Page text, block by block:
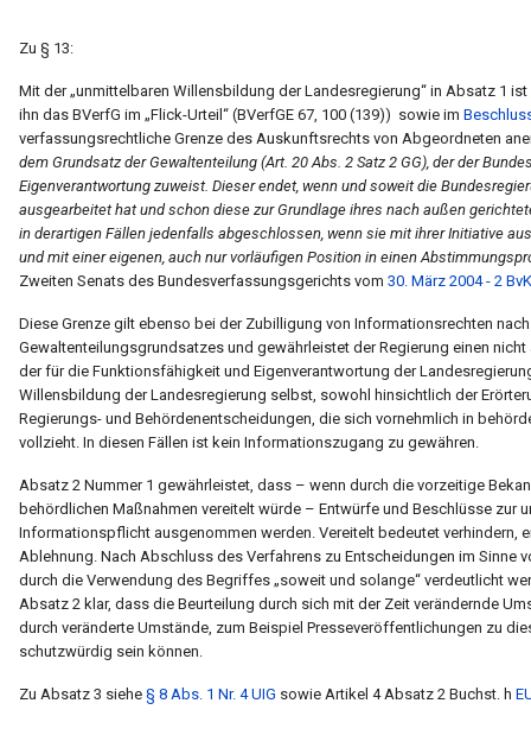
Zu § 13:
Mit der „unmittelbaren Willensbildung der Landesregierung“ in Absatz 1
ihn das BVerfG im „Flick-Urteil“ (BVerfGE 67, 100 (139)) sowie im
verfassungsrechtliche Grenze des Auskunftsrechts von Abgeordneten
dem Grundsatz der Gewaltenteilung (Art. 20 Abs. 2 Satz 2 GG), der der
Eigenverantwortung zuweist. Dieser endet, wenn und soweit die
ausgearbeitet hat und schon diese zur Grundlage ihres nach außen
in derartigen Fällen jedenfalls abgeschlossen, wenn sie mit ihrer Initiative
und mit einer eigenen, auch nur vorläufigen Position in einen
Zweiten Senats des Bundesverfassungsgerichts vom 30. März 2004 - 2
Diese Grenze gilt ebenso bei der Zubilligung von Informationsrechten
Gewaltenteilungsgrundsatzes und gewährleistet der Regierung einen
der für die Funktionsfähigkeit und Eigenverantwortung der
Willensbildung der Landesregierung selbst, sowohl hinsichtlich der
Regierungs- und Behördenentscheidungen, die sich vornehmlich in
vollzieht. In diesen Fällen ist kein Informationszugang zu gewähren.
Absatz 2 Nummer 1 gewährleistet, dass – wenn durch die vorzeitige
behördlichen Maßnahmen vereitelt würde – Entwürfe und Beschlüsse zur
Informationspflicht ausgenommen werden. Vereitelt bedeutet verhindern,
Ablehnung. Nach Abschluss des Verfahrens zu Entscheidungen im Sinne
durch die Verwendung des Begriffes „soweit und solange“ verdeutlicht
Absatz 2 klar, dass die Beurteilung durch sich mit der Zeit verändernde
durch veränderte Umstände, zum Beispiel Presseveröffentlichungen zu
schutzwürdig sein können.
Zu Absatz 3 siehe § 8 Abs. 1 Nr. 4 UIG sowie Artikel 4 Absatz 2 Buchst. h